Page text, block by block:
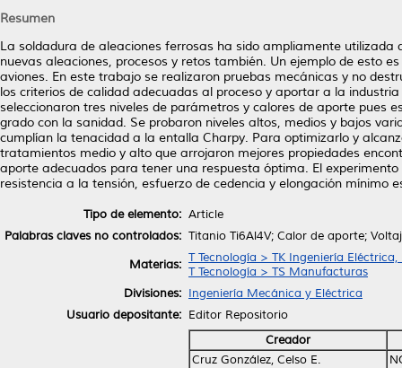
Resumen
La soldadura de aleaciones ferrosas ha sido ampliamente
nuevas aleaciones, procesos y retos también. Un ejemplo de esto
aviones. En este trabajo se realizaron pruebas mecánicas y no
los criterios de calidad adecuadas al proceso y aportar a la
seleccionaron tres niveles de parámetros y calores de aporte pues
grado con la sanidad. Se probaron niveles altos, medios y bajos
cumplían la tenacidad a la entalla Charpy. Para optimizarlo y
tratamientos medio y alto que arrojaron mejores propiedades
aporte adecuados para tener una respuesta óptima. El
resistencia a la tensión, esfuerzo de cedencia y elongación mínimo
Tipo de elemento: Article
Palabras claves no controlados: Titanio Ti6Al4V; Calor de aporte;
Materias: T Tecnología > TK Ingeniería
T Tecnología > TS Manufacturas
Divisiones: Ingeniería Mecánica y Eléctrica
Usuario depositante: Editor Repositorio
Creador
Cruz González, Celso E.